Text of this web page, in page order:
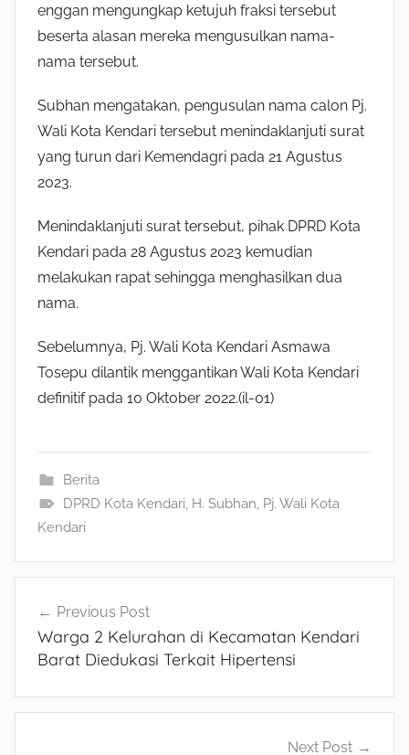
enggan mengungkap ketujuh fraksi tersebut
beserta alasan mereka mengusulkan nama-
nama tersebut.
Subhan mengatakan, pengusulan nama calon Pj.
Wali Kota Kendari tersebut menindaklanjuti surat
yang turun dari Kemendagri pada 21 Agustus
2023.
Menindaklanjuti surat tersebut, pihak DPRD Kota
Kendari pada 28 Agustus 2023 kemudian
melakukan rapat sehingga menghasilkan dua
nama.
Sebelumnya, Pj. Wali Kota Kendari Asmawa
Tosepu dilantik menggantikan Wali Kota Kendari
definitif pada 10 Oktober 2022.(il-01)
Berita
DPRD Kota Kendari, H. Subhan, Pj. Wali Kota
Kendari
Navigasi
pos
Previous Post
Warga 2 Kelurahan di Kecamatan Kendari
Barat Diedukasi Terkait Hipertensi
Next Post